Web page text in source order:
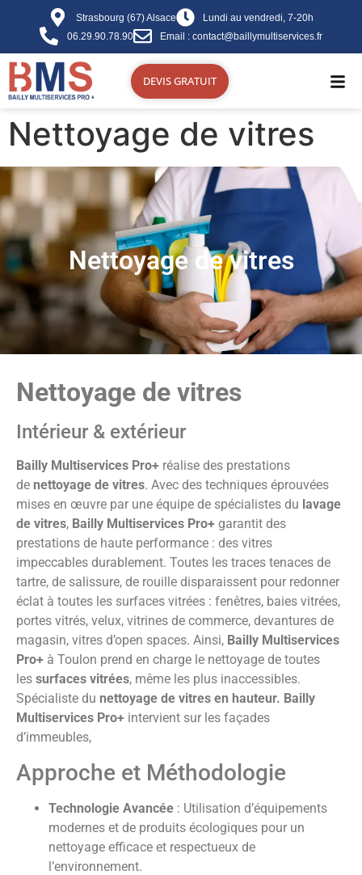
principal
Strasbourg (67) Alsace
Lundi au vendredi, 7-20h
06.29.90.78.90
Email : contact@baillymultiservices.fr
DEVIS GRATUIT
Nettoyage de vitres
Nettoyage de vitres
Nettoyage de vitres
Intérieur & extérieur
Bailly Multiservices Pro+ réalise des prestations
de nettoyage de vitres. Avec des techniques éprouvées
mises en œuvre par une équipe de spécialistes du lavage
de vitres, Bailly Multiservices Pro+ garantit des
prestations de haute performance : des vitres
impeccables durablement. Toutes les traces tenaces de
tartre, de salissure, de rouille disparaissent pour redonner
éclat à toutes les surfaces vitrées : fenêtres, baies vitrées,
portes vitrés, velux, vitrines de commerce, devantures de
magasin, vitres d’open spaces. Ainsi, Bailly Multiservices
Pro+ à Toulon prend en charge le nettoyage de toutes
les surfaces vitrées, même les plus inaccessibles.
Spécialiste du nettoyage de vitres en hauteur. Bailly
Multiservices Pro+ intervient sur les façades
d’immeubles,
Approche et Méthodologie
Technologie Avancée : Utilisation d’équipements
modernes et de produits écologiques pour un
nettoyage efficace et respectueux de
l’environnement.